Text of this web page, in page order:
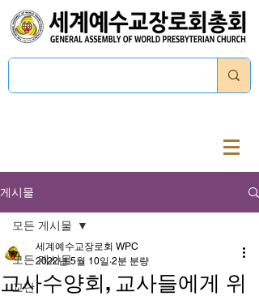
게시물
모든 게시물
교단
모든 게시물
교사수양회, 교사들에게 위
세계예수교장로회 WPC
2022년 5월 10일 2분 분량